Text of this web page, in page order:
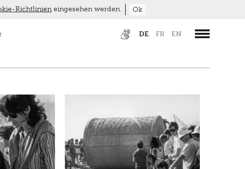
DE FR EN
Richtlinieneingesehen werden. Ok